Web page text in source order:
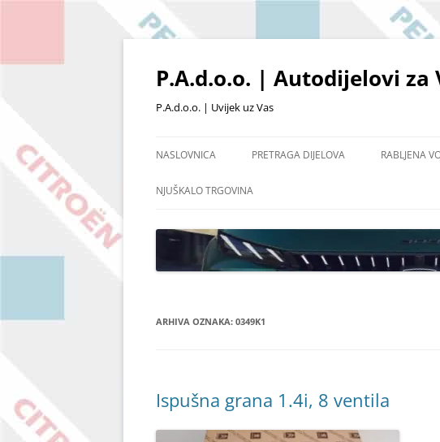
Skoči
P.A.d.o.o. | Autodijelovi za
P.A.d.o.o. | Uvijek uz Vas
NASLOVNICA PRETRAGA DIJELOVA
OSTALI DIJELOVI I OPREMA
RABLJENA
NJUŠKALO TRGOVINA
ARHIVA OZNAKA: 0349K1
Ispušna grana 1.4i, 8 ventila